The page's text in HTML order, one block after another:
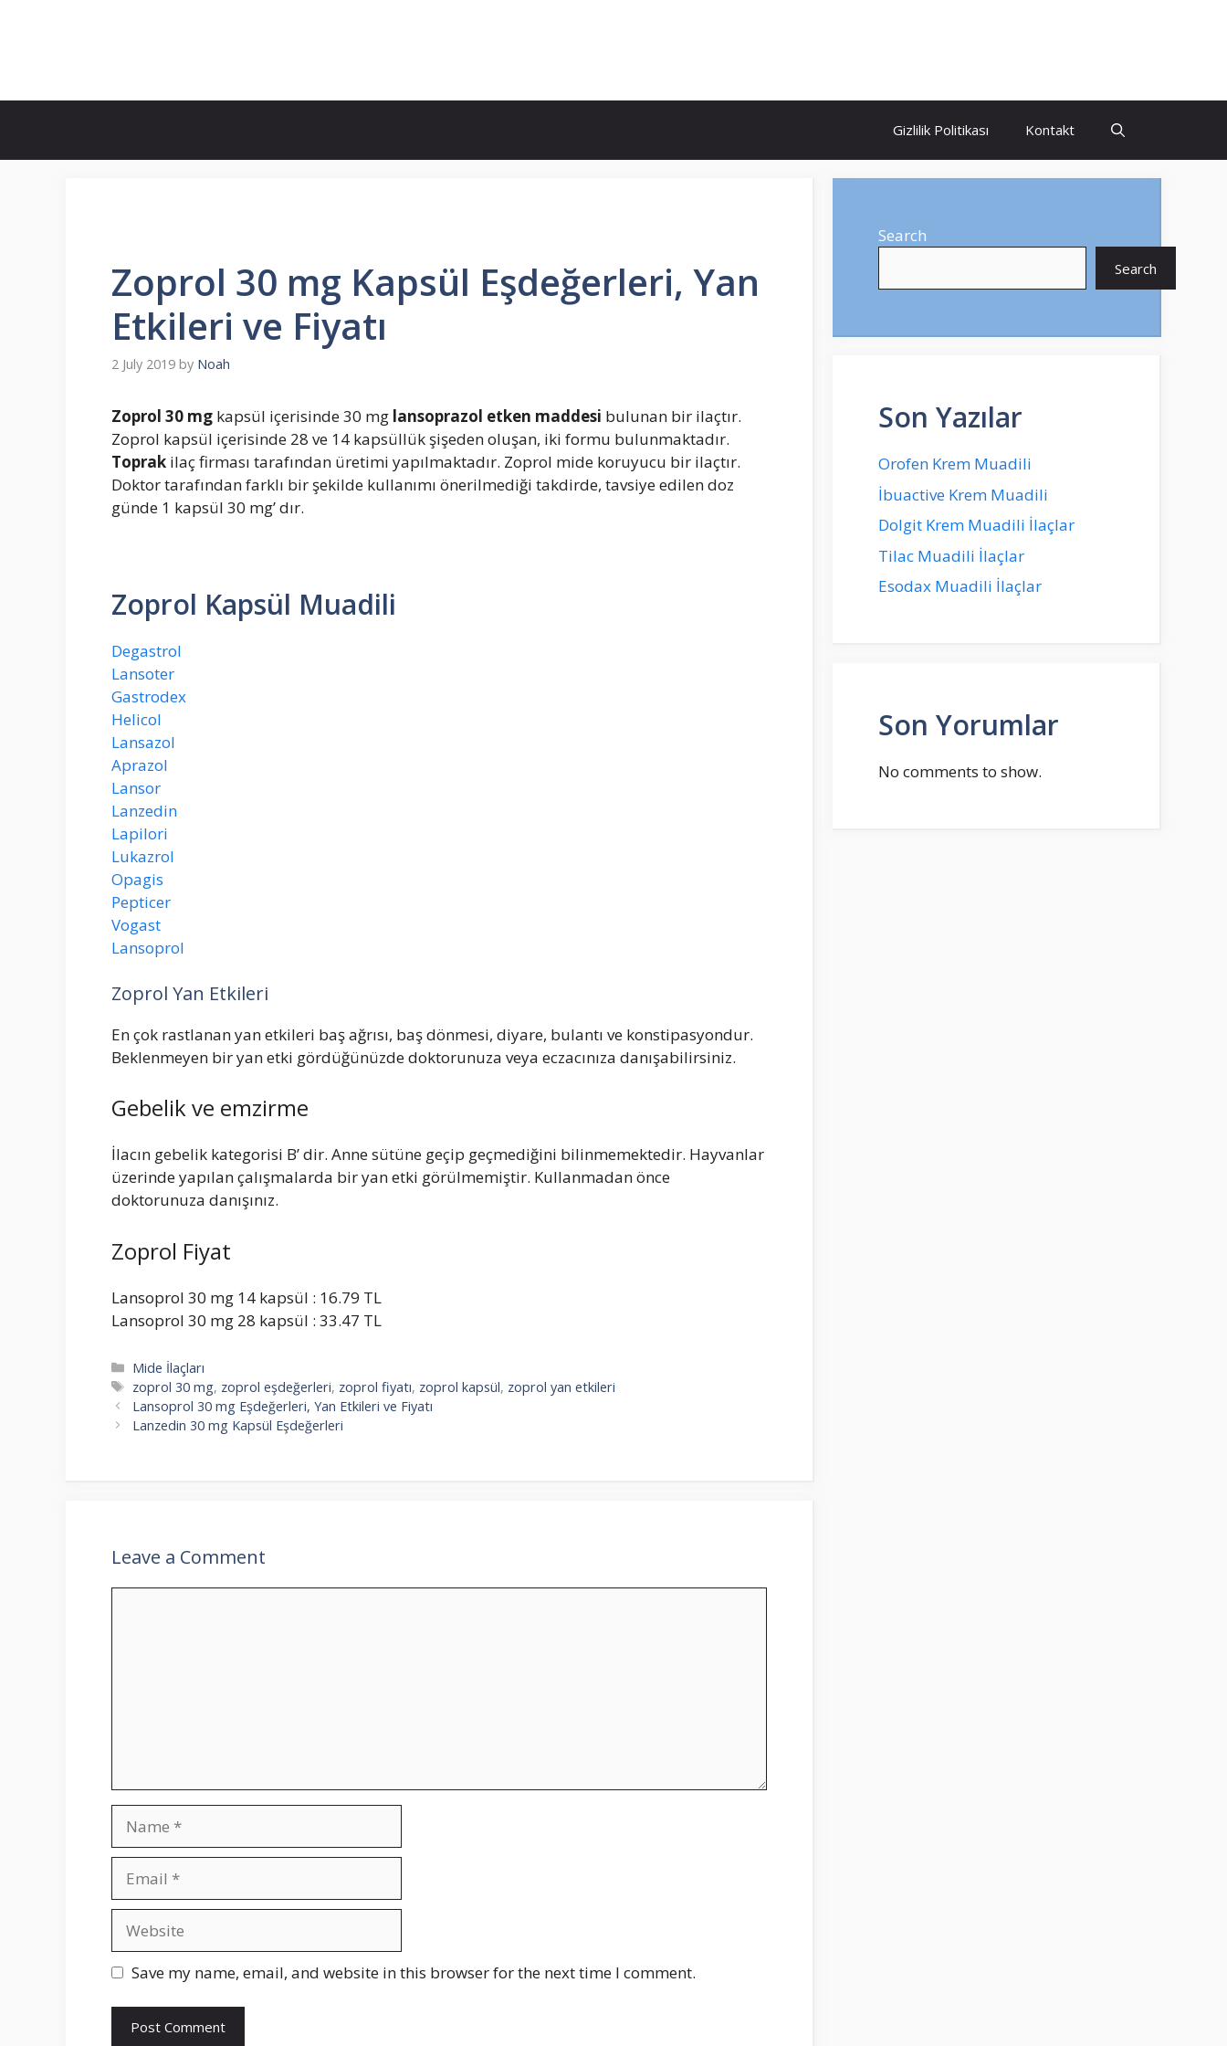
Gizlilik Politikası Kontakt
Zoprol 30 mg Kapsül Eşdeğerleri, Yan
Etkileri ve Fiyatı
2 July 2019 by Noah
Zoprol 30 mg kapsül içerisinde 30 mg lansoprazol etken maddesi bulunan bir ilaçtır.
Zoprol kapsül içerisinde 28 ve 14 kapsüllük şişeden oluşan, iki formu bulunmaktadır.
Toprak ilaç firması tarafından üretimi yapılmaktadır. Zoprol mide koruyucu bir ilaçtır.
Doktor tarafından farklı bir şekilde kullanımı önerilmediği takdirde, tavsiye edilen doz
günde 1 kapsül 30 mg’ dır.
Zoprol Kapsül Muadili
Degastrol
Lansoter
Gastrodex
Helicol
Lansazol
Aprazol
Lansor
Lanzedin
Lapilori
Lukazrol
Opagis
Pepticer
Vogast
Lansoprol
Zoprol Yan Etkileri
En çok rastlanan yan etkileri baş ağrısı, baş dönmesi, diyare, bulantı ve konstipasyondur.
Beklenmeyen bir yan etki gördüğünüzde doktorunuza veya eczacınıza danışabilirsiniz.
Gebelik ve emzirme
İlacın gebelik kategorisi B’ dir. Anne sütüne geçip geçmediğini bilinmemektedir. Hayvanlar
üzerinde yapılan çalışmalarda bir yan etki görülmemiştir. Kullanmadan önce
doktorunuza danışınız.
Zoprol Fiyat
Lansoprol 30 mg 14 kapsül : 16.79 TL
Lansoprol 30 mg 28 kapsül : 33.47 TL
Categories
Mide İlaçları
Tags
zoprol 30 mg, zoprol eşdeğerleri, zoprol fiyatı, zoprol kapsül, zoprol yan etkileri
Lansoprol 30 mg Eşdeğerleri, Yan Etkileri ve Fiyatı
Lanzedin 30 mg Kapsül Eşdeğerleri
Leave a Comment
Save my name, email, and website in this browser for the next time I comment.
Search
Search
Son Yazılar
Orofen Krem Muadili
İbuactive Krem Muadili
Dolgit Krem Muadili İlaçlar
Tilac Muadili İlaçlar
Esodax Muadili İlaçlar
Son Yorumlar
No comments to show.